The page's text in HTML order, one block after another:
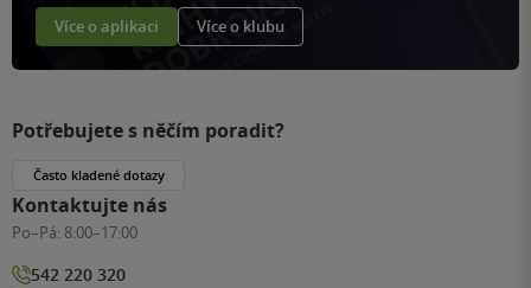
Více o aplikaci Více o klubu
Potřebujete s něčím poradit?
Často kladené dotazy
Kontaktujte nás
Po–Pá: 8:00–17:00
542 220 320